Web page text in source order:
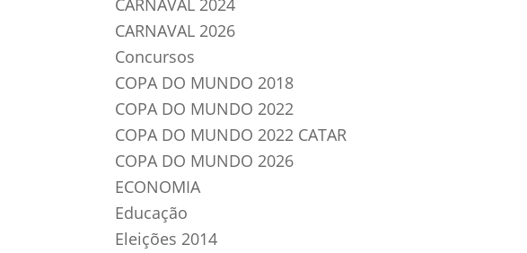
CARNAVAL 2024
CARNAVAL 2026
Concursos
COPA DO MUNDO 2018
COPA DO MUNDO 2022
COPA DO MUNDO 2022 CATAR
COPA DO MUNDO 2026
ECONOMIA
Educação
Eleições 2014